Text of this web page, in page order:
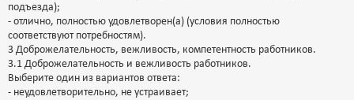
подъезда);
- отлично, полностью удовлетворен(а) (условия полностью
соответствуют потребностям).
3 Доброжелательность, вежливость, компетентность работников.
3.1 Доброжелательность и вежливость работников.
Выберите один из вариантов ответа:
- неудовлетворительно, не устраивает;